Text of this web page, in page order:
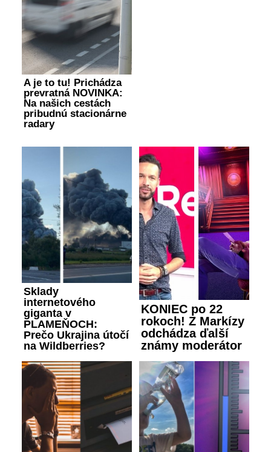
A je to tu! Prichádza
prevratná NOVINKA:
Na našich cestách
pribudnú stacionárne
radary
Sklady
internetového
giganta v
PLAMEŇOCH:
Prečo Ukrajina útočí
na Wildberries?
KONIEC po 22
rokoch! Z Markízy
odchádza ďalší
známy moderátor